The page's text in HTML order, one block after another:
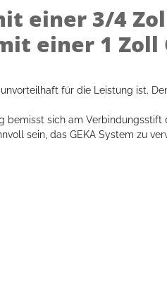
einer 3/4
einer 1 Zoll
für die Leistung ist.
bemisst sich am
sein, das GEKA System zu